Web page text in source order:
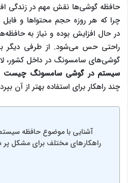
حافظه گوشی‌ها نقش مهم در زندگی
چرا که هر روزه حجم محتوا‌ها و فایل
در حال افزایش بوده و نیاز به
راحتی حس می‌شود. از طرفی دیگر با
گوشی‌های سامسونگ در داخل کشور،
سیستم در گوشی سامسونگ چیست
چند راهکار برای استفاده بهتر از آن
آشنایی با موضوع حافظه
راهکار‌های مختلف برای مشکل